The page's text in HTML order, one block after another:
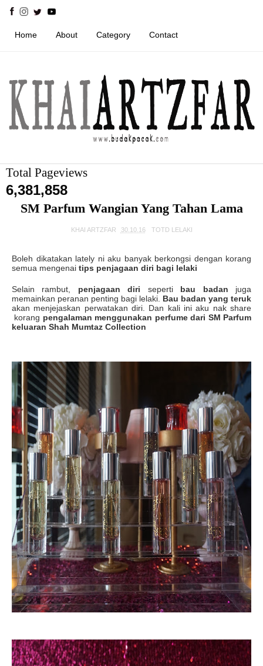
Home About Category Contact
Total Pageviews
6,381,858
SM Parfum Wangian Yang Tahan Lama
KHAI ARTZFAR 30.10.16 TOTD LELAKI
Boleh dikatakan lately ni aku banyak berkongsi dengan korang
semua mengenai tips penjagaan diri bagi lelaki
Selain rambut, penjagaan diri seperti bau badan juga
memainkan peranan penting bagi lelaki. Bau badan yang teruk
akan menjejaskan perwatakan diri. Dan kali ini aku nak share
korang pengalaman menggunakan perfume dari SM Parfum
keluaran Shah Mumtaz Collection